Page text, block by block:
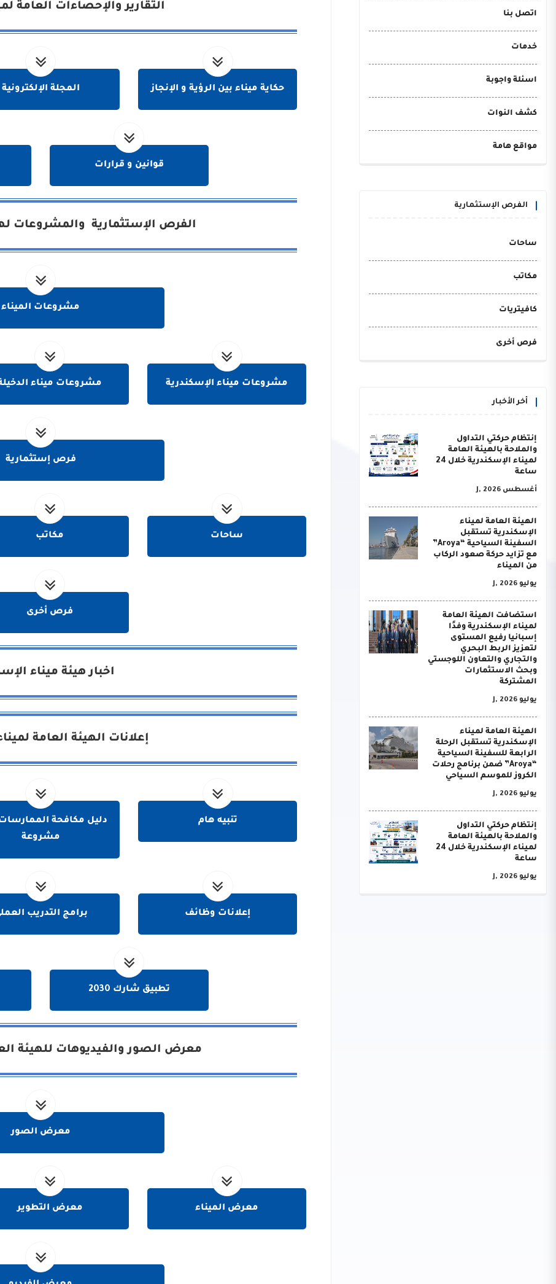
اتصل بنا
خدمات
اسئلة واجوبة
كشف النوات
مواقع هامة
الفرص الإستثمارية
ساحات
مكاتب
كافيتريات
فرص أخرى
أخر الأخبار
إنتظام حركتي التداول
والملاحة بالهيئة العامة
لميناء الإسكندرية خلال 24
ساعة
أغسطس J, 2026
الهيئة العامة لميناء
الإسكندرية تستقبل
السفينة السياحية “Aroya”
مع تزايد حركة صعود الركاب
من الميناء
يوليو J, 2026
استضافت الهيئة العامة
لميناء الإسكندرية وفدًا
إسبانيا رفيع المستوى
لتعزيز الربط البحري
والتجاري والتعاون اللوجستي
وبحث الاستثمارات
المشتركة
يوليو J, 2026
الهيئة العامة لميناء
الإسكندرية تستقبل الرحلة
الرابعة للسفينة السياحية
“Aroya” ضمن برنامج رحلات
الكروز للموسم السياحي
يوليو J, 2026
إنتظام حركتي التداول
والملاحة بالهيئة العامة
لميناء الإسكندرية خلال 24
ساعة
يوليو J, 2026
التقارير والإحصاءات العامة
حكاية ميناء بين الرؤية و الإنجاز المجلة الإلكترونية
قوانين و قرارات
الفرص الإستثمارية والمشروعات
مشروعات الميناء
مشروعات ميناء الإسكندرية مشروعات ميناء
فرص إستثمارية
ساحات مكاتب
فرص أخرى
اخبار هيئة ميناء
إعلانات الهيئة العامة
تنبيه هام
دليل مكافحة الممارسات
مشروعة
إعلانات وظائف برامج التدريب
تطبيق شارك 2030
معرض الصور والفيديوهات للهيئة
معرض الصور
معرض الميناء معرض التطوير